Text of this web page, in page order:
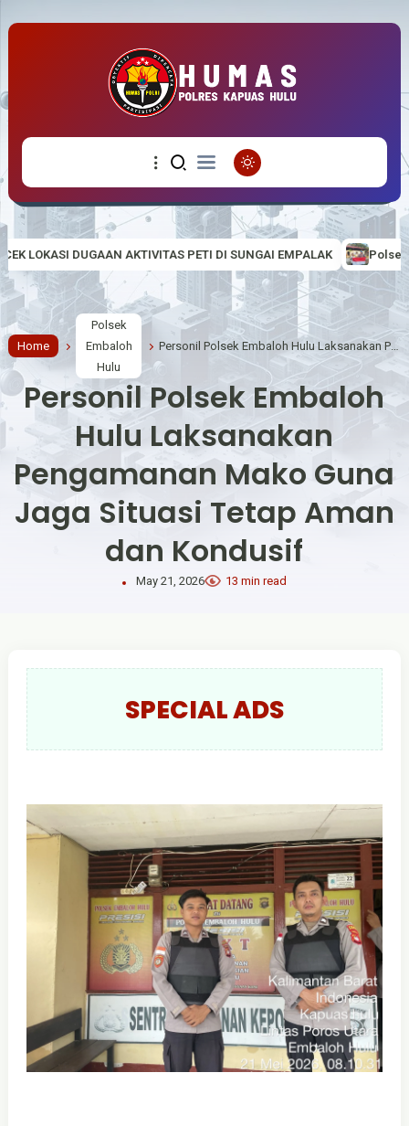
PETI DI SUNGAI EMPALAK Polsek Empanang Bagikan
Home
Polsek
Embaloh
Hulu
Personil Polsek Embaloh Hulu Laksanakan Pengamanan Mako Guna Jaga Situasi Tetap Aman dan Kondusif
Personil Polsek Embaloh
Hulu Laksanakan
Pengamanan Mako Guna
Jaga Situasi Tetap Aman
dan Kondusif
May 21, 2026 13 min read
SPECIAL ADS